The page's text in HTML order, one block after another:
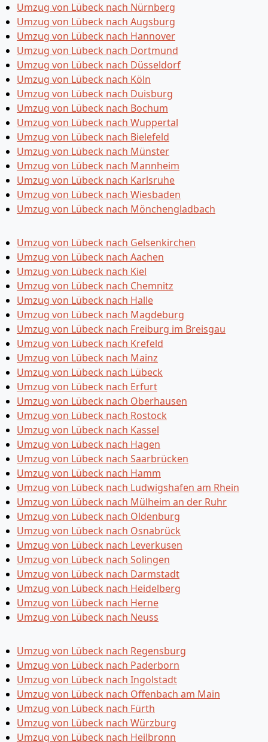
Umzug von Lübeck nach Nürnberg
Umzug von Lübeck nach Augsburg
Umzug von Lübeck nach Hannover
Umzug von Lübeck nach Dortmund
Umzug von Lübeck nach Düsseldorf
Umzug von Lübeck nach Köln
Umzug von Lübeck nach Duisburg
Umzug von Lübeck nach Bochum
Umzug von Lübeck nach Wuppertal
Umzug von Lübeck nach Bielefeld
Umzug von Lübeck nach Münster
Umzug von Lübeck nach Mannheim
Umzug von Lübeck nach Karlsruhe
Umzug von Lübeck nach Wiesbaden
Umzug von Lübeck nach Mönchen­gladbach
Umzug von Lübeck nach Gelsenkirchen
Umzug von Lübeck nach Aachen
Umzug von Lübeck nach Kiel
Umzug von Lübeck nach Chemnitz
Umzug von Lübeck nach Halle
Umzug von Lübeck nach Magdeburg
Umzug von Lübeck nach Freiburg im Breisgau
Umzug von Lübeck nach Krefeld
Umzug von Lübeck nach Mainz
Umzug von Lübeck nach Lübeck
Umzug von Lübeck nach Erfurt
Umzug von Lübeck nach Oberhausen
Umzug von Lübeck nach Rostock
Umzug von Lübeck nach Kassel
Umzug von Lübeck nach Hagen
Umzug von Lübeck nach Saarbrücken
Umzug von Lübeck nach Hamm
Umzug von Lübeck nach Ludwigshafen am Rhein
Umzug von Lübeck nach Mülheim an der Ruhr
Umzug von Lübeck nach Oldenburg
Umzug von Lübeck nach Osnabrück
Umzug von Lübeck nach Leverkusen
Umzug von Lübeck nach Solingen
Umzug von Lübeck nach Darmstadt
Umzug von Lübeck nach Heidelberg
Umzug von Lübeck nach Herne
Umzug von Lübeck nach Neuss
Umzug von Lübeck nach Regensburg
Umzug von Lübeck nach Paderborn
Umzug von Lübeck nach Ingolstadt
Umzug von Lübeck nach Offenbach am Main
Umzug von Lübeck nach Fürth
Umzug von Lübeck nach Würzburg
Umzug von Lübeck nach Heilbronn